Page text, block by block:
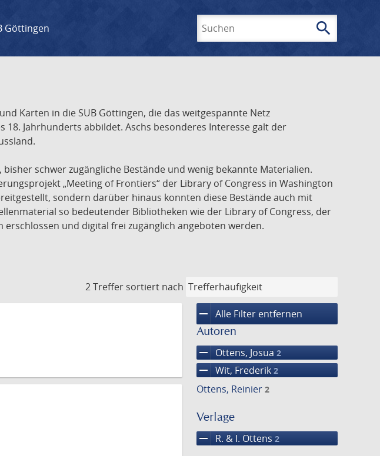
Göttingen search
Karten in die SUB Göttingen, die das weitgespannte Netz
Jahrhunderts abbildet. Aschs besonderes Interesse galt der
schwer zugängliche Bestände und wenig bekannte Materialien.
„Meeting of Frontiers“ der Library of Congress in Washington
sondern darüber hinaus konnten diese Bestände auch mit
so bedeutender Bibliotheken wie der Library of Congress, der
und digital frei zugänglich angeboten werden.
2 Treffer sortiert nach
remove Alle Filter entfernen
Autoren
remove Ottens, Josua 2
remove Wit, Frederik 2
Ottens, Reinier 2
Verlage
remove R. & I. Ottens 2